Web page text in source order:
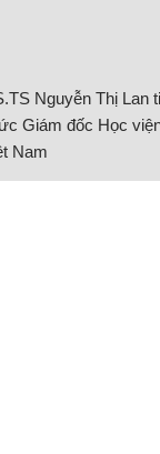
Nguyễn Thị Lan
Giám đốc Học
Nam